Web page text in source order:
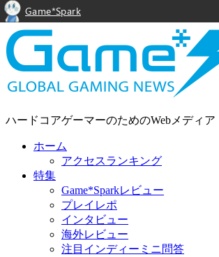
ハードコアゲーマーのためのWebメディア
ホーム
アクセスランキング
特集
Game*Sparkレビュー
プレイレポ
インタビュー
海外レビュー
注目インディーミニ問答
Game*Spark